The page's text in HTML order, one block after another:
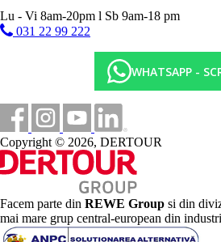
climatica in functie de categoria de
tariful ofertei si va fi achitata de
Noile taxe de statiune in Grecia
€. Tarifele afisate sunt pe camera/
Distanţe
7 km
Distanta de cel mai apropiat aeroport
100 m
Distanta pana la plaja
1 km
Centrul orasului
Lu - Vi 8am-20pm l Sb 9am-18 pm
031 22 99 222
WHATSAPP -
Copyright © 2026, DERTOUR
Facem parte din REWE Group si din
mai mare grup central-european din